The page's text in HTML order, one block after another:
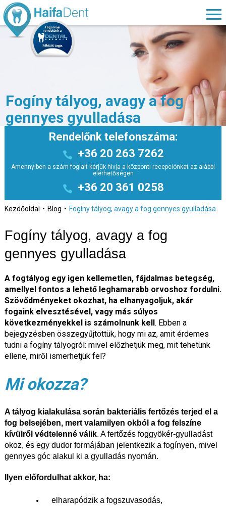
Fogíny tályog, avagy a fog
gennyes gyulladása
Rendelőnk telefonszáma:
+36 20 263 7262
Amennyiben a szám foglalt kérjük hívja a központi recepciónkat az alábbi
elérhetőségen
+36 20 361 0258
Kezdőoldal Blog Fogíny tályog, avagy a fog gennyes gyulladása
Fogíny tályog, avagy a fog
gennyes gyulladása
A fogtályog egy igen kellemetlen, fájdalmas betegség,
amellyel fontos a lehető leghamarabb orvoshoz fordulni.
Szövődményeket okozhat, ha elhanyagoljuk, akár
fogaink elvesztésével, vagy más súlyos
következményekkel is számolnunk kell. Ebben a
bejegyzésben összegyűjtöttük, hogy mi az, amit érdemes
tudni a fogíny tályogról: mivel előzhetjük meg, mit tehetünk
ellene, miről ismerhetjük fel?
Mi okozza?
A tályog kialakulása során bakteriális fertőzés terjed el a
fog belsejében, mert valamilyen okból a fog felszíne
kívülről védtelenné válik. A fertőzés foggyökér-gyulladást
okoz, és egy dudor formájában jelentkezik a fogínyen, mivel
gennyes góc alakul ki a gyulladás nyomán.
Ilyen előfordulhat akkor, ha:
elharapódzik a fogszuvasodás,